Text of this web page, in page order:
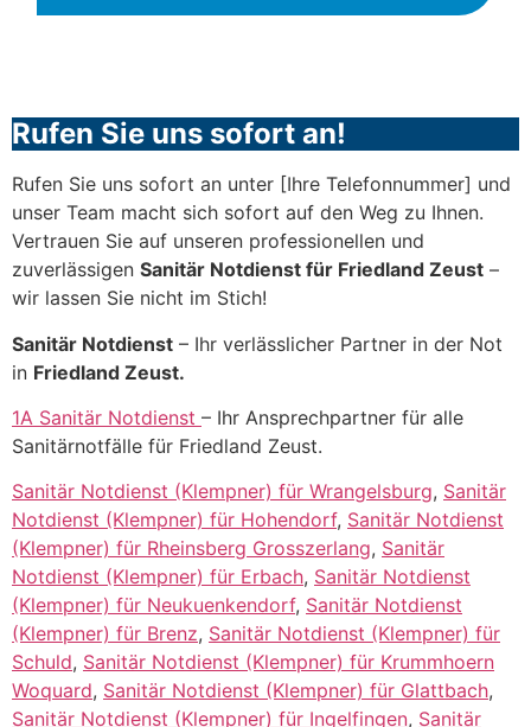
Rufen Sie uns sofort an!
Rufen Sie uns sofort an unter [Ihre Telefonnummer] und
unser Team macht sich sofort auf den Weg zu Ihnen.
Vertrauen Sie auf unseren professionellen und
zuverlässigen Sanitär Notdienst für Friedland Zeust –
wir lassen Sie nicht im Stich!
Sanitär Notdienst – Ihr verlässlicher Partner in der Not
in Friedland Zeust.
1A Sanitär Notdienst – Ihr Ansprechpartner für alle
Sanitärnotfälle für Friedland Zeust.
Sanitär Notdienst (Klempner) für Wrangelsburg, Sanitär
Notdienst (Klempner) für Hohendorf, Sanitär Notdienst
(Klempner) für Rheinsberg Grosszerlang, Sanitär
Notdienst (Klempner) für Erbach, Sanitär Notdienst
(Klempner) für Neukuenkendorf, Sanitär Notdienst
(Klempner) für Brenz, Sanitär Notdienst (Klempner) für
Schuld, Sanitär Notdienst (Klempner) für Krummhoern
Woquard, Sanitär Notdienst (Klempner) für Glattbach,
Sanitär Notdienst (Klempner) für Ingelfingen, Sanitär